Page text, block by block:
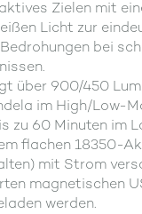
Zielen mit
Licht zur
bei
über 900/450
im High/Low-
zu 60 Minuten im
flachen 18350-
mit Strom
magnetischen
werden.